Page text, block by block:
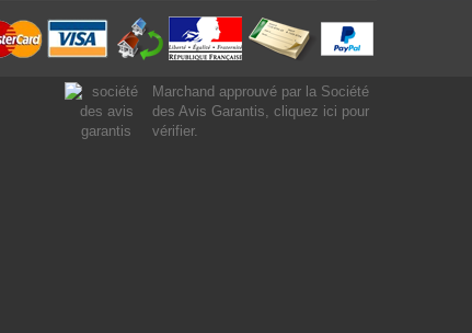
Marchand approuvé par la Société
des Avis Garantis, cliquez ici pour
vérifier.